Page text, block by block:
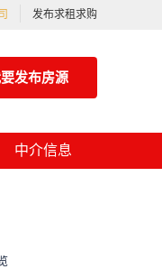
发布求租求购
发布房源
中介信息